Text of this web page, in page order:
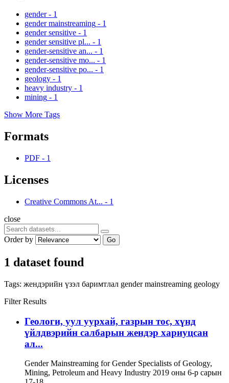
gender - 1
gender mainstreaming - 1
gender sensitive - 1
gender sensitive pl... - 1
gender-sensitive an... - 1
gender-sensitive mo... - 1
gender-sensitive po... - 1
geology - 1
heavy industry - 1
mining - 1
Show More Tags
Formats
PDF - 1
Licenses
Creative Commons At... - 1
close
Order by Go
1 dataset found
Tags: жендэрийн үзэл баримтлал gender mainstreaming geology
Filter Results
Геологи, уул уурхай, газрын тос, хүнд
үйлдвэрийн салбарын жендэр хариуцсан
ал...
Gender Mainstreaming for Gender Specialists of Geology,
Mining, Petroleum and Heavy Industry 2019 оны 6-р сарын